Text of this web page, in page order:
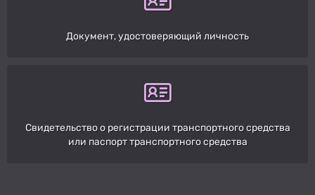
Документ, удостоверяющий личность
Свидетельство о регистрации транспортного средства
или паспорт транспортного средства